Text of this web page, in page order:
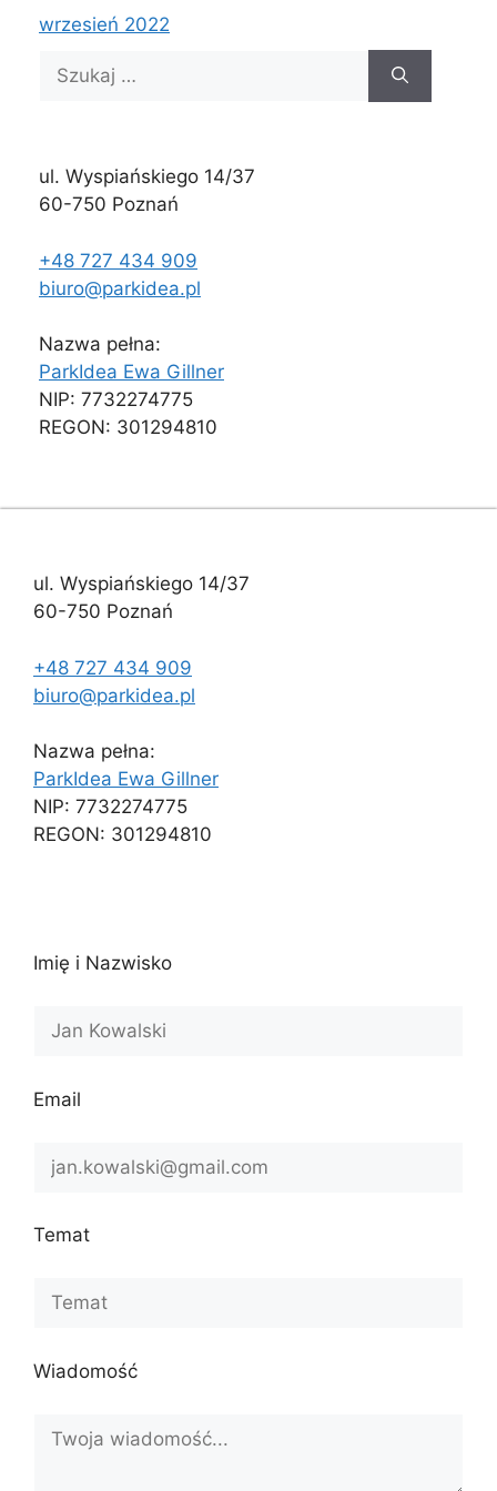
wrzesień 2022
ul. Wyspiańskiego 14/37
60-750 Poznań
+48 727 434 909
biuro@parkidea.pl
Nazwa pełna:
ParkIdea Ewa Gillner
NIP: 7732274775
REGON: 301294810
ul. Wyspiańskiego 14/37
60-750 Poznań
+48 727 434 909
biuro@parkidea.pl
Nazwa pełna:
ParkIdea Ewa Gillner
NIP: 7732274775
REGON: 301294810
Imię i Nazwisko
Email
Temat
Wiadomość